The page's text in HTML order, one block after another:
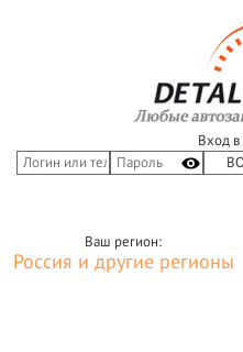
Вход в
Ваш регион:
Россия и другие регионы